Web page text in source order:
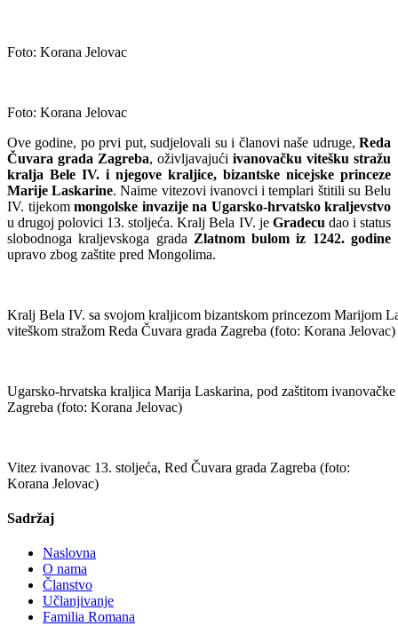
Foto: Korana Jelovac
Foto: Korana Jelovac
Ove godine, po prvi put, sudjelovali su i članovi naše udruge, Reda
Čuvara grada Zagreba, oživljavajući ivanovačku vitešku stražu
kralja Bele IV. i njegove kraljice, bizantske nicejske princeze
Marije Laskarine. Naime vitezovi ivanovci i templari štitili su Belu
IV. tijekom mongolske invazije na Ugarsko-hrvatsko kraljevstvo
u drugoj polovici 13. stoljeća. Kralj Bela IV. je Gradecu dao i status
slobodnoga kraljevskoga grada Zlatnom bulom iz 1242. godine
upravo zbog zaštite pred Mongolima.
Kralj Bela IV. sa svojom kraljicom bizantskom princezom Marijom
viteškom stražom Reda Čuvara grada Zagreba (foto: Korana Jelovac)
Ugarsko-hrvatska kraljica Marija Laskarina, pod zaštitom ivanovačke
Zagreba (foto: Korana Jelovac)
Vitez ivanovac 13. stoljeća, Red Čuvara grada Zagreba (foto:
Korana Jelovac)
Sadržaj
Naslovna
O nama
Članstvo
Učlanjivanje
Familia Romana